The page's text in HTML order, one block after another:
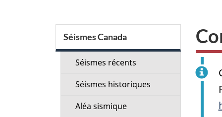
Menu
de
la
section
Séismes Canada
Séismes récents
Séismes historiques
Aléa sismique